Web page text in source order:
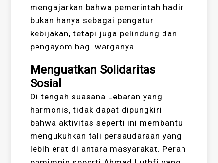
mengajarkan bahwa pemerintah hadir
bukan hanya sebagai pengatur
kebijakan, tetapi juga pelindung dan
pengayom bagi warganya.
Menguatkan Solidaritas
Sosial
Di tengah suasana Lebaran yang
harmonis, tidak dapat dipungkiri
bahwa aktivitas seperti ini membantu
mengukuhkan tali persaudaraan yang
lebih erat di antara masyarakat. Peran